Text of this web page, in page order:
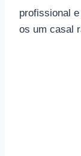
profissional
os um casal